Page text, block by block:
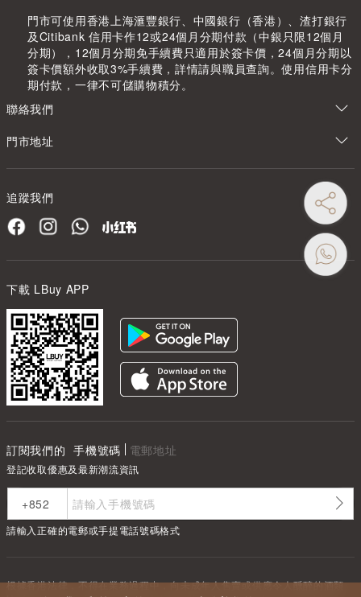
門市可使用香港上海滙豐銀行、中國銀行（香港）、渣打銀行
及Citibank 信用卡作12或24個月分期付款（中銀只限12個月
分期），12個月分期免手續費只適用於簽卡價，24個月分期以
簽卡價額外收取3%手續費，詳情請與職員查詢。使用信用卡分
期付款，一律不可儲購物積分。
聯絡我們
門市地址
追蹤我們
下載 LBuy APP
訂閱我們的 手機號碼 電郵地址
登記收取優惠及最新潮流資訊
請輸入正確的電郵或手提電話號碼格式
根據香港法律，不得在業務過程中，向未成年人售賣或供應令人醺醉的酒類